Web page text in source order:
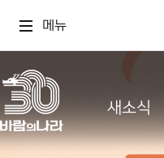
메뉴
새소식